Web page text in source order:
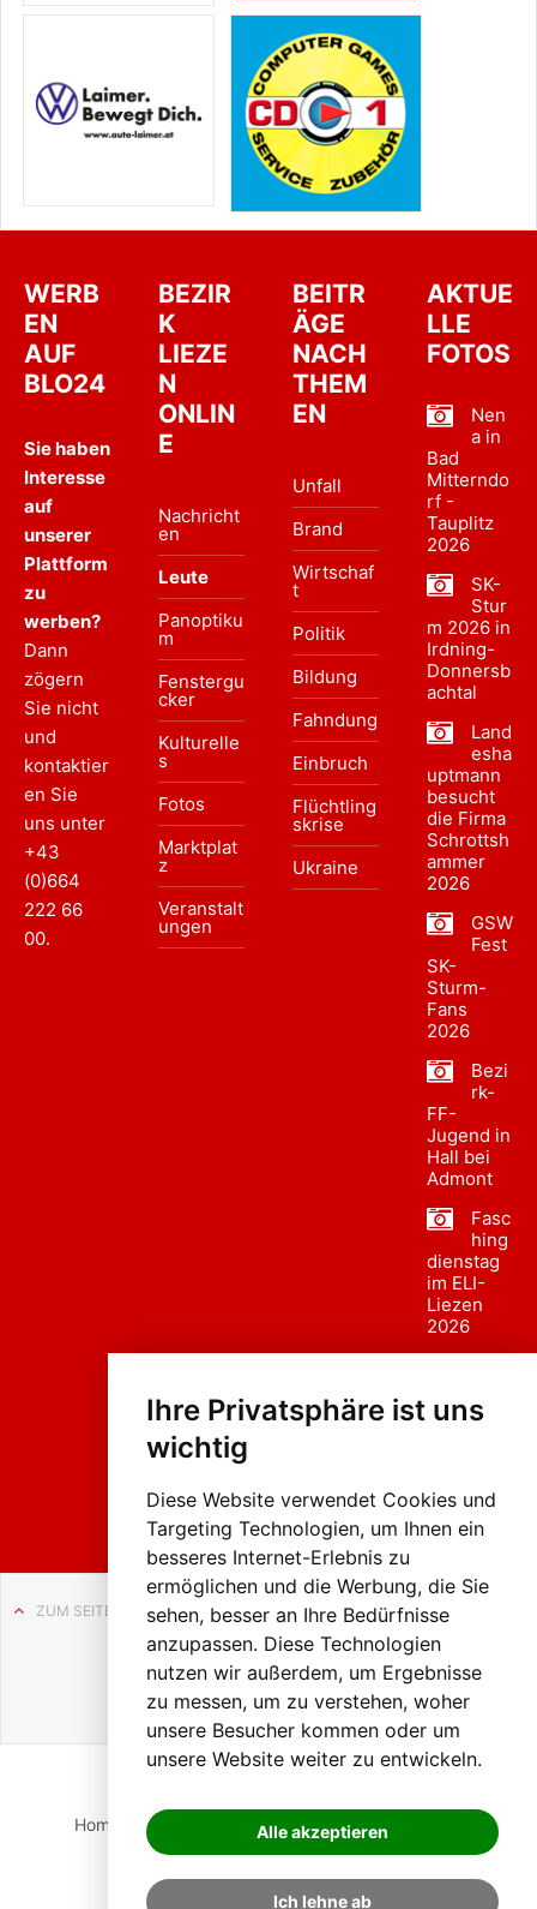
Ihre Privatsphäre ist uns
wichtig
Diese Website verwendet Cookies und
Targeting Technologien, um Ihnen ein
besseres Internet-Erlebnis zu
ermöglichen und die Werbung, die Sie
sehen, besser an Ihre Bedürfnisse
anzupassen. Diese Technologien
nutzen wir außerdem, um Ergebnisse
zu messen, um zu verstehen, woher
unsere Besucher kommen oder um
unsere Website weiter zu entwickeln.
Alle akzeptieren
Ich lehne ab
WERB
EN
AUF
BLO24
Sie haben
Interesse
auf
unserer
Plattform
zu
werben?
Dann
zögern
Sie nicht
und
kontaktier
en Sie
uns unter
+43
(0)664
222 66
00.
BEZIR
K
LIEZE
N
ONLIN
E
Nachricht
en
Leute
Panoptiku
m
Fenstergu
cker
Kulturelle
s
Fotos
Marktplat
z
Veranstalt
ungen
BEITR
ÄGE
NACH
THEM
EN
Unfall
Brand
Wirtschaf
t
Politik
Bildung
Fahndung
Einbruch
Flüchtling
skrise
Ukraine
AKTUE
LLE
FOTOS
Nen
a in
Bad
Mitterndo
rf -
Tauplitz
2026
SK-
Stur
m 2026 in
Irdning-
Donnersb
achtal
Land
esha
uptmann
besucht
die Firma
Schrottsh
ammer
2026
GSW
Fest
SK-
Sturm-
Fans
2026
Bezi
rk-
FF-
Jugend in
Hall bei
Admont
Fasc
hing
dienstag
im ELI-
Liezen
2026
sumzug
Liezen
ZUM SEITENANFANG
Auf BLO24.at werben?
+43 (0)664 2226600
Home Suche Login Impressum
Datenschutz